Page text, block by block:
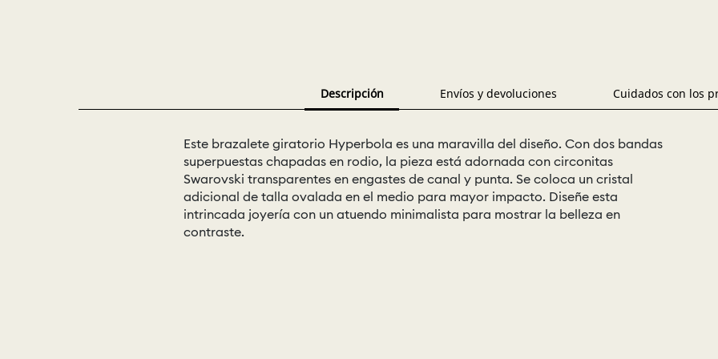
Descripción Envíos y devoluciones Cuidados con los
Este brazalete giratorio Hyperbola es una maravilla del diseño. Con dos bandas
superpuestas chapadas en rodio, la pieza está adornada con circonitas
Swarovski transparentes en engastes de canal y punta. Se coloca un cristal
adicional de talla ovalada en el medio para mayor impacto. Diseñe esta
intrincada joyería con un atuendo minimalista para mostrar la belleza en
contraste.